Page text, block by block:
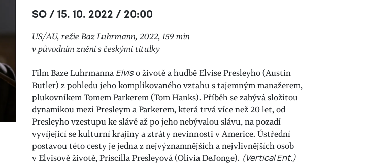
SO / 15. 10. 2022 / 20:00
US/AU, režie Baz Luhrmann, 2022, 159 min
v původním znění s českými titulky
Film Baze Luhrmanna Elviso životě a hudbě Elvise Presleyho (Austin
Butler) z pohledu jeho komplikovaného vztahu s tajemným manažerem,
plukovníkem Tomem Parkerem (Tom Hanks). Příběh se zabývá složitou
dynamikou mezi Presleym a Parkerem, která trvá více než 20 let, od
Presleyho vzestupu ke slávě až po jeho nebývalou slávu, na pozadí
vyvíjející se kulturní krajiny a ztráty nevinnosti v Americe. Ústřední
postavou této cesty je jedna z nejvýznamnějších a nejvlivnějších osob
v Elvisově životě, Priscilla Presleyová (Olivia DeJonge). (Vertical Ent.)